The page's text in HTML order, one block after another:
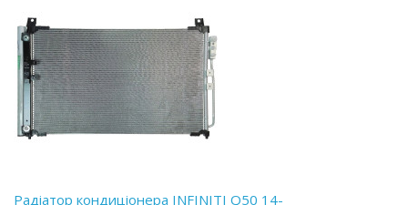
Радіатор кондиціонера INFINITI Q50 14-